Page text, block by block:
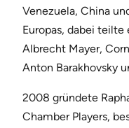
Venezuela, China
Europas, dabei
Albrecht Mayer,
Anton Barakhovsky
2008 gründete
Chamber Players,